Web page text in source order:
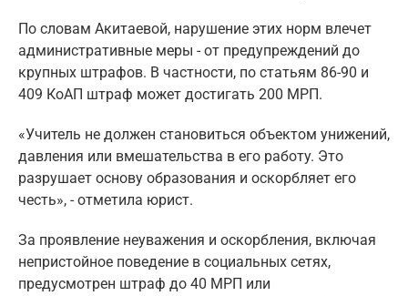
По словам Акитаевой, нарушение этих норм влечет
административные меры - от предупреждений до
крупных штрафов. В частности, по статьям 86-90 и
409 КоАП штраф может достигать 200 МРП.
«Учитель не должен становиться объектом унижений,
давления или вмешательства в его работу. Это
разрушает основу образования и оскорбляет его
честь», - отметила юрист.
За проявление неуважения и оскорбления, включая
непристойное поведение в социальных сетях,
предусмотрен штраф до 40 МРП или